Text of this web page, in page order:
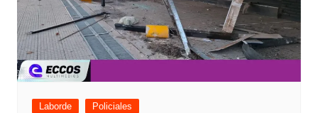
Laborde Policiales